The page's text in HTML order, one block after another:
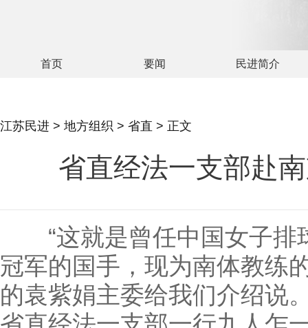
首页 要闻 民进简介
江苏民进 > 地方组织 > 省直 > 正文
省直经法一支部赴
“这就是曾任中国女子排
冠军的国手，现为南体教练
的袁紫娟主委给我们介绍说